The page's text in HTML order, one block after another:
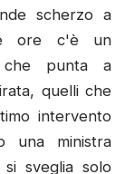
scherzo a
ore c'è un
che punta a
quelli che
intervento
una ministra
sveglia solo